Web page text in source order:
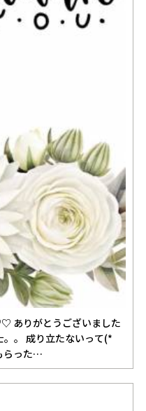
りがとうございました
。 成り立たないって(*
てもらった…